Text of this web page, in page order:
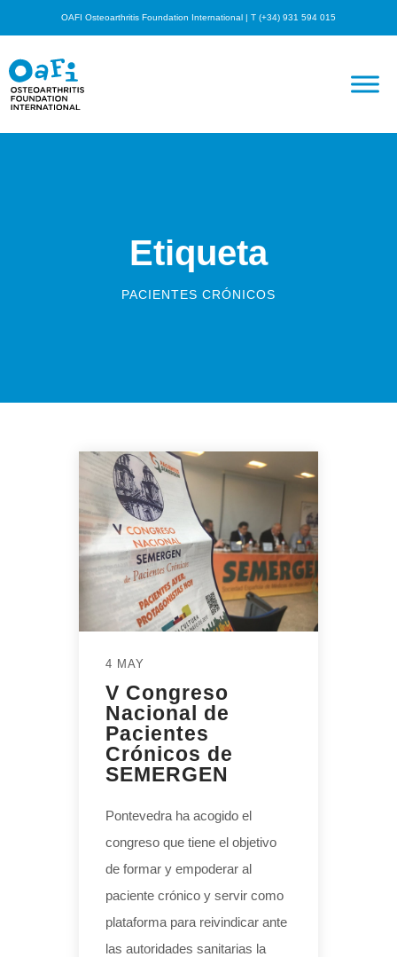
OAFI Osteoarthritis Foundation International | T (+34) 931 594 015
Etiqueta
PACIENTES CRÓNICOS
4 MAY
V Congreso
Nacional de
Pacientes
Crónicos de
SEMERGEN
Pontevedra ha acogido el
congreso que tiene el objetivo
de formar y empoderar al
paciente crónico y servir como
plataforma para reivindicar ante
las autoridades sanitarias la